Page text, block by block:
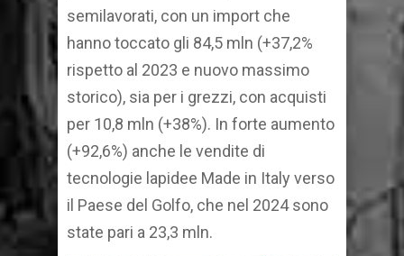
semilavorati, con un import che
hanno toccato gli 84,5 mln (+37,2%
rispetto al 2023 e nuovo massimo
storico), sia per i grezzi, con acquisti
per 10,8 mln (+38%). In forte aumento
(+92,6%) anche le vendite di
tecnologie lapidee Made in Italy verso
il Paese del Golfo, che nel 2024 sono
state pari a 23,3 mln.